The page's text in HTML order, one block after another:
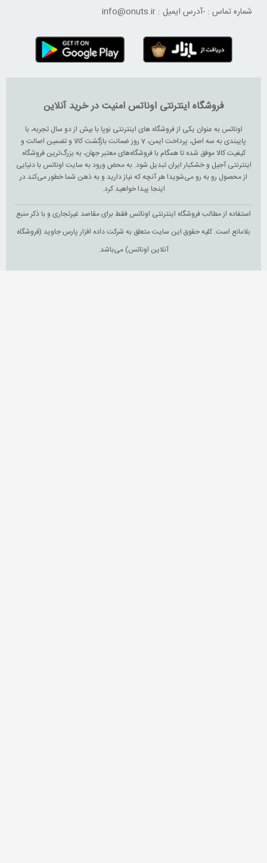
شماره تماس : -آدرس ایمیل : info@onuts.ir
فروشگاه اینترنتی اوناتس امنیت در خرید آنلاین
اوناتس به عنوان یکی از فروشگاه های اینترنتی نوپا با بیش از دو سال تجربه، با
پایبندی به سه اصل، پرداخت ایمن، 7 روز ضمانت بازگشت کالا و تضمین اصالت و
کیفیت کالا موفق شده تا همگام با فروشگاه‌های معتبر جهان، به بزرگ‌ترین فروشگاه
اینترنتی آجیل و خشکبار ایران تبدیل شود. به محض ورود به سایت اوناتس با دنیایی
از محصول رو به رو می‌شوید! هر آنچه که نیاز دارید و به ذهن شما خطور می‌کند در
اینجا پیدا خواهید کرد.
استفاده از مطالب فروشگاه اینترنتی اوناتس فقط برای مقاصد غیرتجاری و با ذکر منبع
بلامانع است. کلیه حقوق این سایت متعلق به شرکت داده افزار پارس جاوید (فروشگاه
آنلاین اوناتس) می‌باشد.